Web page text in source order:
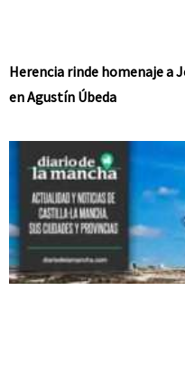
Herencia rinde homenaje a
en Agustín Úbeda